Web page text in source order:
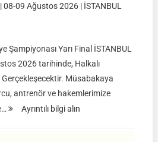
08-09 Ağustos 2026 | İSTANBUL
Şampiyonası Yarı Final İSTANBUL
2026 tarihinde, Halkalı
Müsabakaya
antrenör ve hakemlerimize
Ayrıntılı bilgi alın: